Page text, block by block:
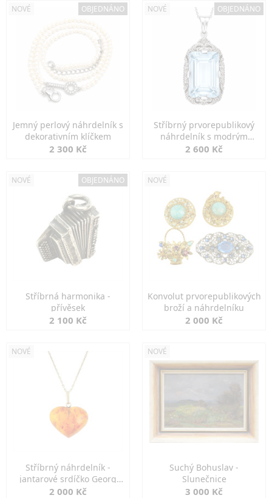
NOVÉ OBJEDNÁNO
Jemný perlový náhrdelník s
dekorativním klíčkem
2 300 Kč
NOVÉ OBJEDNÁNO
Stříbrný prvorepublikový
náhrdelník s modrým
spinelem
2 600 Kč
NOVÉ OBJEDNÁNO
Stříbrná harmonika -
přívěsek
2 100 Kč
NOVÉ
Konvolut prvorepublikových
broží a náhrdelníku
2 000 Kč
NOVÉ
Stříbrný náhrdelník -
jantarové srdíčko Georg
Kramer
2 000 Kč
NOVÉ
Suchý Bohuslav -
Slunečnice
3 000 Kč